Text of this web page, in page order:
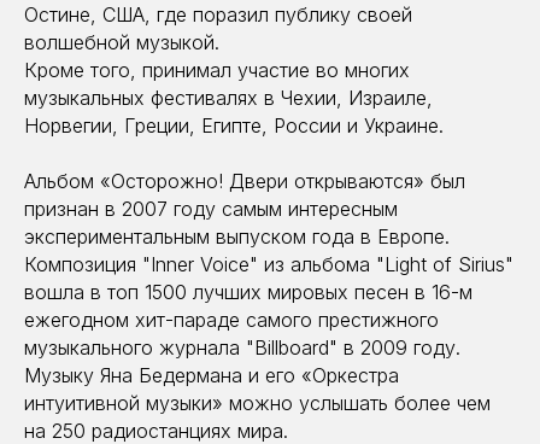
Остине, США, где поразил публику своей
волшебной музыкой.
Кроме того, принимал участие во многих
музыкальных фестивалях в Чехии, Израиле,
Норвегии, Греции, Египте, России и Украине.
Альбом «Осторожно! Двери открываются» был
признан в 2007 году самым интересным
экспериментальным выпуском года в Европе.
Композиция "Inner Voice" из альбома "Light of Sirius"
вошла в топ 1500 лучших мировых песен в 16-м
ежегодном хит-параде самого престижного
музыкального журнала "Billboard" в 2009 году.
Музыку Яна Бедермана и его «Оркестра
интуитивной музыки» можно услышать более чем
на 250 радиостанциях мира.